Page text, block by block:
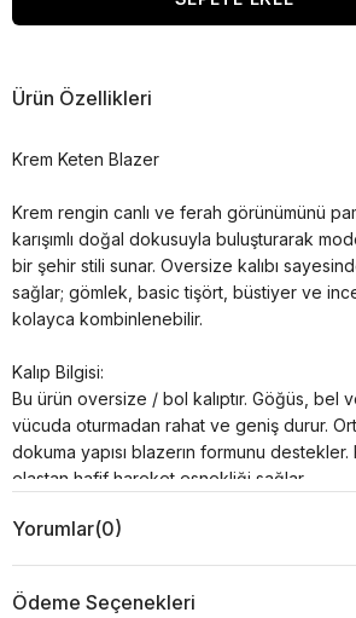
Ürün Özellikleri
Krem Keten Blazer
Krem rengin canlı ve ferah görünümünü
karışımlı doğal dokusuyla buluşturarak
bir şehir stili sunar. Oversize kalıbı
sağlar; gömlek, basic tişört, büstiyer ve
kolayca kombinlenebilir.
Kalıp Bilgisi:
Bu ürün oversize / bol kalıptır. Göğüs, bel
vücuda oturmadan rahat ve geniş durur.
dokuma yapısı blazerın formunu
elastan hafif hareket esnekliği sağlar.
Beden Önerisi:
bir beden küçük tercih edebilirsiniz. Omuz
Yorumlar(0)
Ödeme Seçenekleri